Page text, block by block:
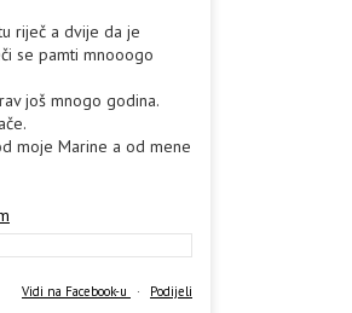
riječ a dvije da je
se pamti mnooogo
još mnogo godina.
moje Marine a od mene
Vidi na Facebook-u · Podijeli